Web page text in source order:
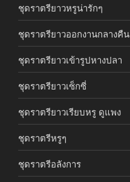
ชุดราตรียาวหรูน่ารักๆ
ชุดราตรียาวออกงานกลางคืน
ชุดราตรียาวเข้ารูปหางปลา
ชุดราตรียาวเซ็กซี่
ชุดราตรียาวเรียบหรู ดูแพง
ชุดราตรีหรูๆ
ชุดราตรีอลังการ